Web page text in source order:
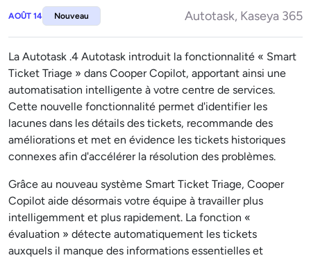
AOÛT 14 Nouveau Autotask, Kaseya 365
La Autotask .4 Autotask introduit la fonctionnalité « Smart
Ticket Triage » dans Cooper Copilot, apportant ainsi une
automatisation intelligente à votre centre de services.
Cette nouvelle fonctionnalité permet d'identifier les
lacunes dans les détails des tickets, recommande des
améliorations et met en évidence les tickets historiques
connexes afin d'accélérer la résolution des problèmes.
Grâce au nouveau système Smart Ticket Triage, Cooper
Copilot aide désormais votre équipe à travailler plus
intelligemment et plus rapidement. La fonction «
évaluation » détecte automatiquement les tickets
auxquels il manque des informations essentielles et